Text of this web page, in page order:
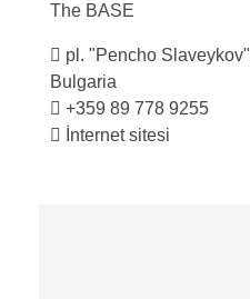
The BASE
pl. "Pencho
Bulgaria
+359 89 778 9255
İnternet sitesi